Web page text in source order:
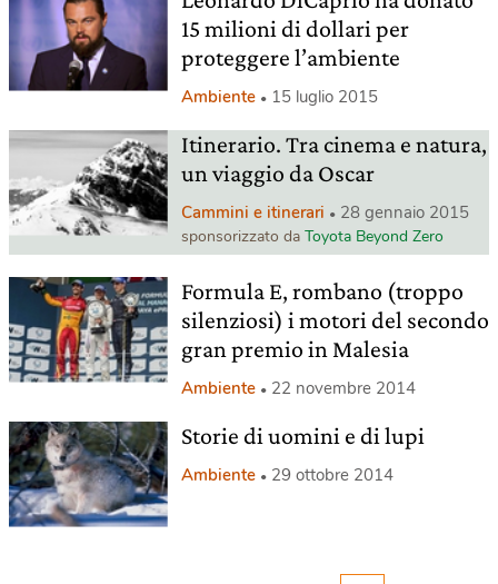
15 milioni di dollari per
proteggere l’ambiente
Ambiente 15 luglio 2015
Itinerario. Tra cinema e natura,
un viaggio da Oscar
Cammini e itinerari 28 gennaio 2015
sponsorizzato da Toyota Beyond Zero
Formula E, rombano (troppo
silenziosi) i motori del secondo
gran premio in Malesia
Ambiente 22 novembre 2014
Storie di uomini e di lupi
Ambiente 29 ottobre 2014